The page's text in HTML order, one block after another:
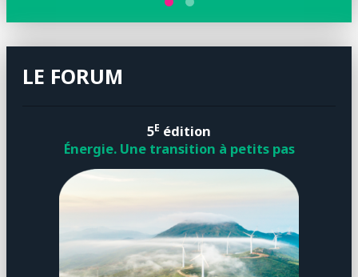
LE FORUM
5E édition
Énergie. Une transition à petits pas